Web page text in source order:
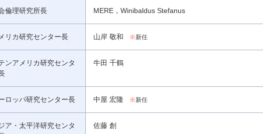
倫理研究所長 MERE，Winibaldus Stefanus
リカ研究センター長 山岸 敬和 ※新任
ンアメリカ研究センタ
牛田 千鶴
ロッパ研究センター長 中屋 宏隆 ※新任
ア・太平洋研究センタ
佐藤 創